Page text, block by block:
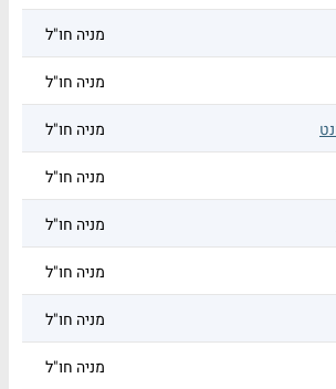
מניה חו"ל
מניה חו"ל
מניה חו"ל
מניה חו"ל
מניה חו"ל
מניה חו"ל
מניה חו"ל
מניה חו"ל